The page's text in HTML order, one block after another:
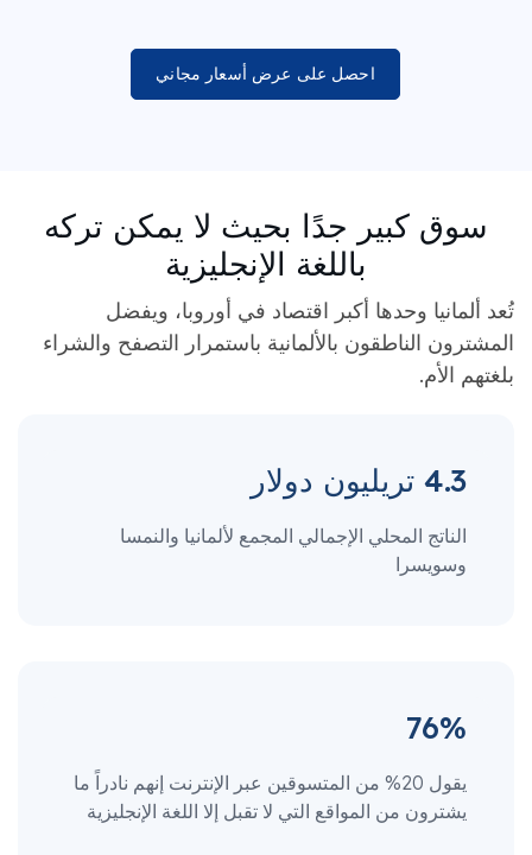
احصل على عرض أسعار مجاني
سوق كبير جدًا بحيث لا يمكن تركه
باللغة الإنجليزية
تُعد ألمانيا وحدها أكبر اقتصاد في أوروبا، ويفضل
المشترون الناطقون بالألمانية باستمرار التصفح والشراء
بلغتهم الأم.
4.3 تريليون دولار
الناتج المحلي الإجمالي المجمع لألمانيا والنمسا
وسويسرا
76%
يقول 20% من المتسوقين عبر الإنترنت إنهم نادراً ما
يشترون من المواقع التي لا تقبل إلا اللغة الإنجليزية